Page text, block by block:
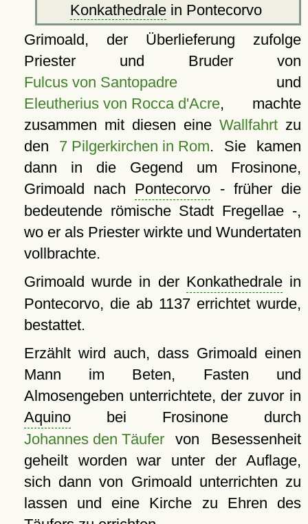
Konkathedrale in Pontecorvo
Grimoald, der Überlieferung zufolge
Priester und Bruder von
Fulcus von Santopadreund
Eleutherius von Rocca d'Acre, machte
zusammen mit diesen eine Wallfahrtzu
den 7 Pilgerkirchen in Rom. Sie kamen
dann in die Gegend um Frosinone,
Grimoald nach Pontecorvo - früher die
bedeutende römische Stadt Fregellae -,
wo er als Priester wirkte und Wundertaten
vollbrachte.
Grimoald wurde in der Konkathedralein
Pontecorvo, die ab 1137 errichtet wurde,
bestattet.
Erzählt wird auch, dass Grimoald einen
Mann im Beten, Fasten und
Almosengeben unterrichtete, der zuvor in
Aquinobei Frosinone durch
Johannes den Täufervon Besessenheit
geheilt worden war unter der Auflage,
sich dann von Grimoald unterrichten zu
lassen und eine Kirche zu Ehren des